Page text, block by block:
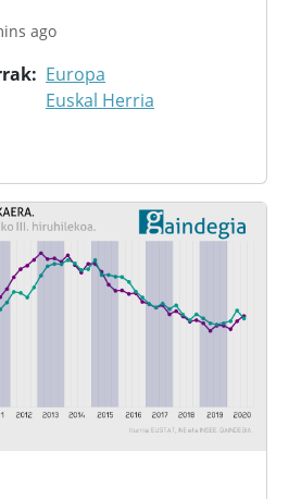
ago
Europa
Euskal Herria